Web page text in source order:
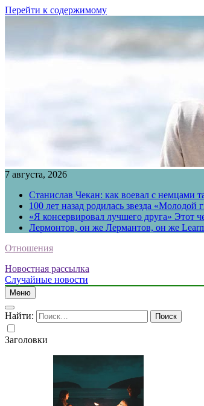
Перейти к содержимому
7 августа, 2026
Станислав Чекан: как воевал с немцами
100 лет назад родилась звезда
«Я консервировал лучшего друга» Этот
Лермонтов, он же Лермантов, он же
Отношения
Новостная рассылка
Случайные новости
Меню
Найти:
Заголовки